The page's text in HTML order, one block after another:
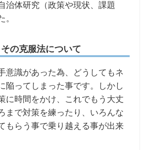
治体研究（政策や現状、課題
。
の克服法について
意識があった為、どうしてもネ
陥ってしまった事です。しかし
に時間をかけ、これでもう大丈
まで対策を練ったり、いろんな
もらう事で乗り越える事が出来